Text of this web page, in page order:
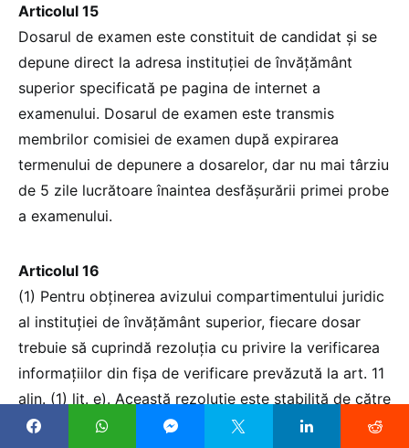
Articolul 15
Dosarul de examen este constituit de candidat și se
depune direct la adresa instituției de învățământ
superior specificată pe pagina de internet a
examenului. Dosarul de examen este transmis
membrilor comisiei de examen după expirarea
termenului de depunere a dosarelor, dar nu mai târziu
de 5 zile lucrătoare înaintea desfășurării primei probe
a examenului.
Articolul 16
(1) Pentru obținerea avizului compartimentului juridic
al instituției de învățământ superior, fiecare dosar
trebuie să cuprindă rezoluția cu privire la verificarea
informațiilor din fișa de verificare prevăzută la art. 11
alin. (1) lit. e). Această rezoluție este stabilită de către
o comisie sau un consiliu științific numit(ă) prin